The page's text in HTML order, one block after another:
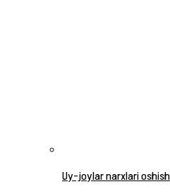
Uy-joylar narxlari